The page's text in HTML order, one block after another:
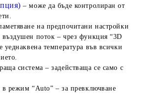
– може да бъде контролиран от
на предпочитани настройки
поток – чрез функция “3D
уеднаквена температура във всички
система – задействаща се само с
в режим “Auto” – за превключване